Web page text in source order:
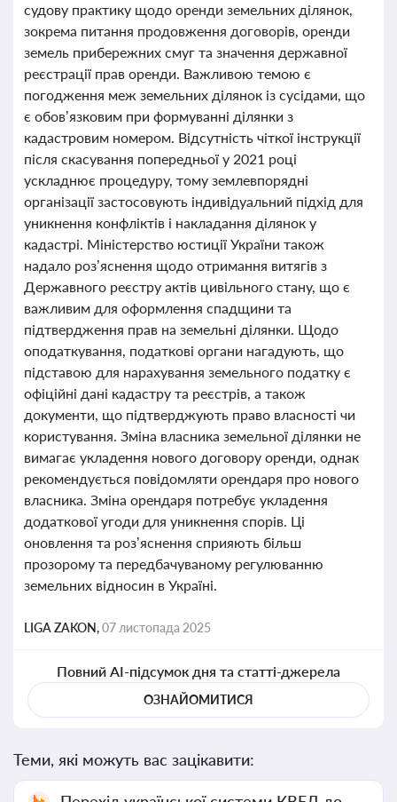
судову практику щодо оренди земельних ділянок,
зокрема питання продовження договорів, оренди
земель прибережних смуг та значення державної
реєстрації прав оренди. Важливою темою є
погодження меж земельних ділянок із сусідами, що
є обов’язковим при формуванні ділянки з
кадастровим номером. Відсутність чіткої інструкції
після скасування попередньої у 2021 році
ускладнює процедуру, тому землевпорядні
організації застосовують індивідуальний підхід для
уникнення конфліктів і накладання ділянок у
кадастрі. Міністерство юстиції України також
надало роз’яснення щодо отримання витягів з
Державного реєстру актів цивільного стану, що є
важливим для оформлення спадщини та
підтвердження прав на земельні ділянки. Щодо
оподаткування, податкові органи нагадують, що
підставою для нарахування земельного податку є
офіційні дані кадастру та реєстрів, а також
документи, що підтверджують право власності чи
користування. Зміна власника земельної ділянки не
вимагає укладення нового договору оренди, однак
рекомендується повідомляти орендаря про нового
власника. Зміна орендаря потребує укладення
додаткової угоди для уникнення спорів. Ці
оновлення та роз’яснення сприяють більш
прозорому та передбачуваному регулюванню
земельних відносин в Україні.
LIGA ZAKON,07 листопада 2025
Повний AI-підсумок дня та статті-джерела
ОЗНАЙОМИТИСЯ
Теми, які можуть вас зацікавити: